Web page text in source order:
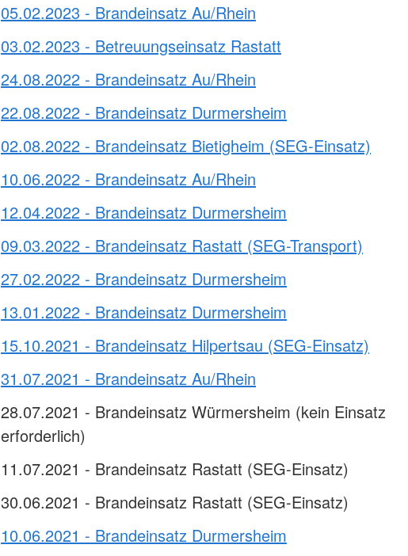
05.02.2023 - Brandeinsatz Au/Rhein
03.02.2023 - Betreuungseinsatz Rastatt
24.08.2022 - Brandeinsatz Au/Rhein
22.08.2022 - Brandeinsatz Durmersheim
02.08.2022 - Brandeinsatz Bietigheim (SEG-Einsatz)
10.06.2022 - Brandeinsatz Au/Rhein
12.04.2022 - Brandeinsatz Durmersheim
09.03.2022 - Brandeinsatz Rastatt (SEG-Transport)
27.02.2022 - Brandeinsatz Durmersheim
13.01.2022 - Brandeinsatz Durmersheim
15.10.2021 - Brandeinsatz Hilpertsau (SEG-Einsatz)
31.07.2021 - Brandeinsatz Au/Rhein
28.07.2021 - Brandeinsatz Würmersheim (kein Einsatz
erforderlich)
11.07.2021 - Brandeinsatz Rastatt (SEG-Einsatz)
30.06.2021 - Brandeinsatz Rastatt (SEG-Einsatz)
10.06.2021 - Brandeinsatz Durmersheim